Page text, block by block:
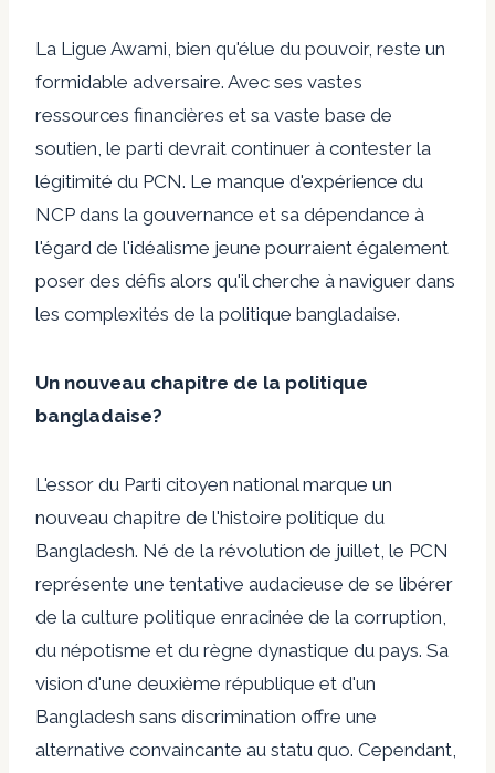
La Ligue Awami, bien qu'élue du pouvoir, reste un
formidable adversaire. Avec ses vastes
ressources financières et sa vaste base de
soutien, le parti devrait continuer à contester la
légitimité du PCN. Le manque d'expérience du
NCP dans la gouvernance et sa dépendance à
l'égard de l'idéalisme jeune pourraient également
poser des défis alors qu'il cherche à naviguer dans
les complexités de la politique bangladaise.
Un nouveau chapitre de la politique
bangladaise?
L'essor du Parti citoyen national marque un
nouveau chapitre de l'histoire politique du
Bangladesh. Né de la révolution de juillet, le PCN
représente une tentative audacieuse de se libérer
de la culture politique enracinée de la corruption,
du népotisme et du règne dynastique du pays. Sa
vision d'une deuxième république et d'un
Bangladesh sans discrimination offre une
alternative convaincante au statu quo. Cependant,